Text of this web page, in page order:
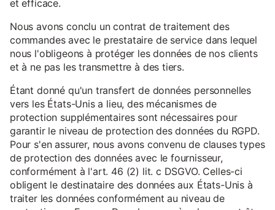
et efficace.
Nous avons conclu un contrat de traitement des
commandes avec le prestataire de service dans lequel
nous l'obligeons à protéger les données de nos clients
et à ne pas les transmettre à des tiers.
Étant donné qu'un transfert de données personnelles
vers les États-Unis a lieu, des mécanismes de
protection supplémentaires sont nécessaires pour
garantir le niveau de protection des données du RGPD.
Pour s'en assurer, nous avons convenu de clauses types
de protection des données avec le fournisseur,
conformément à l'art. 46 (2) lit. c DSGVO. Celles-ci
obligent le destinataire des données aux États-Unis à
traiter les données conformément au niveau de